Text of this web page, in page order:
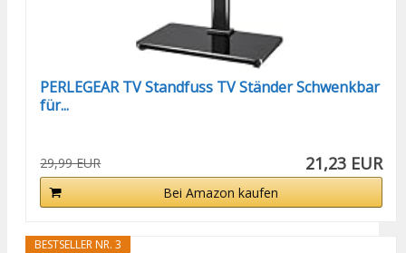
PERLEGEAR TV Standfuss TV Ständer Schwenkbar
für...
29,99 EUR 21,23 EUR
Bei Amazon kaufen
BESTSELLER NR. 3